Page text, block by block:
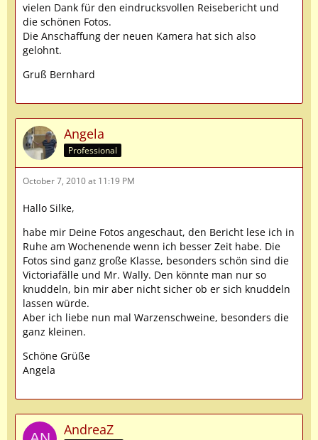
vielen Dank für den eindrucksvollen Reisebericht und
die schönen Fotos.
Die Anschaffung der neuen Kamera hat sich also
gelohnt.
Gruß Bernhard
Angela
Professional
October 7, 2010 at 11:19 PM
Hallo Silke,
habe mir Deine Fotos angeschaut, den Bericht lese ich in
Ruhe am Wochenende wenn ich besser Zeit habe. Die
Fotos sind ganz große Klasse, besonders schön sind die
Victoriafälle und Mr. Wally. Den könnte man nur so
knuddeln, bin mir aber nicht sicher ob er sich knuddeln
lassen würde.
Aber ich liebe nun mal Warzenschweine, besonders die
ganz kleinen.
Schöne Grüße
Angela
AndreaZ